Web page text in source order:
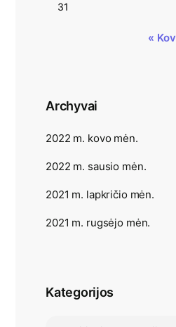
31
« Kov
Archyvai
2022 m. kovo mėn.
2022 m. sausio mėn.
2021 m. lapkričio mėn.
2021 m. rugsėjo mėn.
Kategorijos